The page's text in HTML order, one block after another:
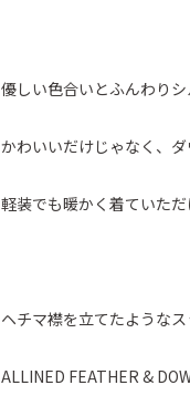
優しい色合いとふんわりシ
かわいいだけじゃなく、ダ
軽装でも暖かく着ていただ
ヘチマ襟を立てたような
ALLINED FEATHER &